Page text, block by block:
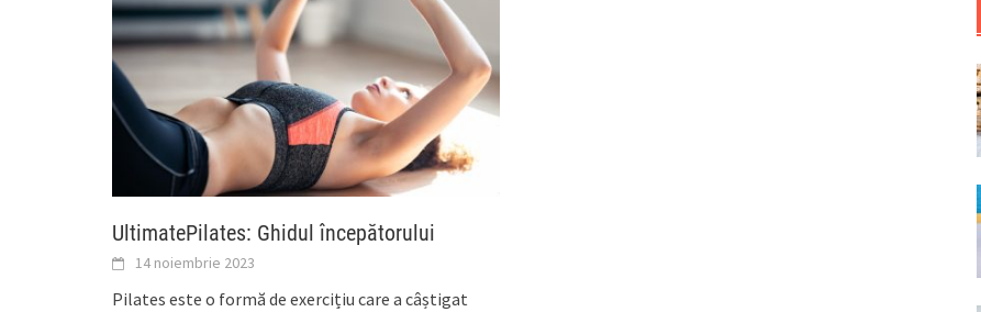
UltimatePilates: Ghidul începătorului
14 noiembrie 2023
Pilates este o formă de exercițiu care a câștigat